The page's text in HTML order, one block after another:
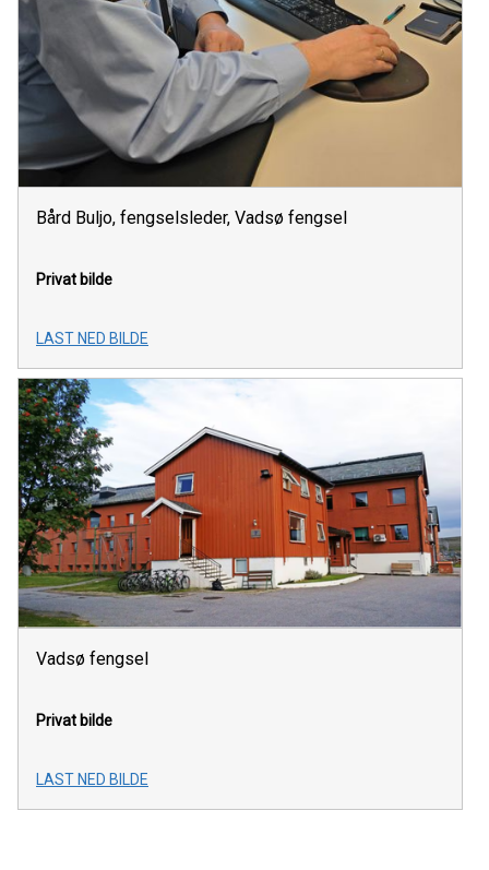
Bård Buljo, fengselsleder, Vadsø fengsel
Privat bilde
LAST NED BILDE
Vadsø fengsel
Privat bilde
LAST NED BILDE